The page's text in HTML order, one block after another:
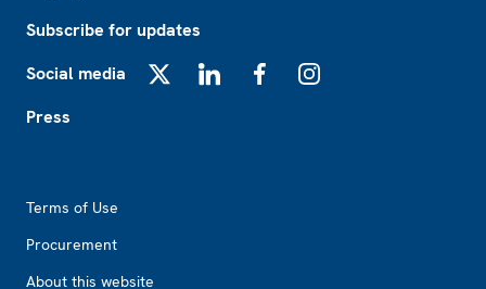
Subscribe for updates
Social media
Press
Terms of Use
Procurement
About this website